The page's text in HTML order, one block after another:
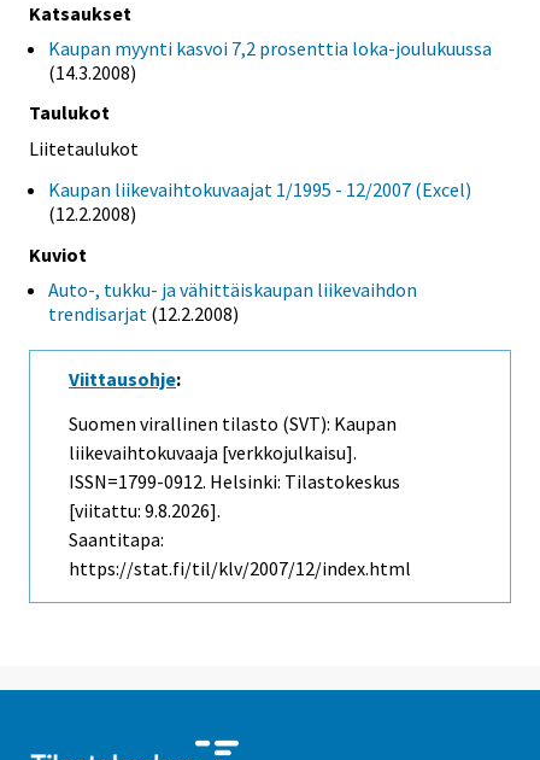
Katsaukset
Kaupan myynti kasvoi 7,2 prosenttia loka-joulukuussa
(14.3.2008)
Taulukot
Liitetaulukot
Kaupan liikevaihtokuvaajat 1/1995 - 12/2007 (Excel)
(12.2.2008)
Kuviot
Auto-, tukku- ja vähittäiskaupan liikevaihdon
trendisarjat (12.2.2008)
Viittausohje:
Suomen virallinen tilasto (SVT): Kaupan
liikevaihtokuvaaja [verkkojulkaisu].
ISSN=1799-0912. Helsinki: Tilastokeskus
[viitattu: 9.8.2026].
Saantitapa:
https://stat.fi/til/klv/2007/12/index.html